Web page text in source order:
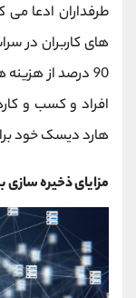
طرفداران ادعا می
های کاربران در
90 درصد از
افراد و کسب و
هارد دیسک خود
مزایای ذخیره سازی